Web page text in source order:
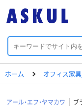
ホーム オフィス家
アール・エフ・ヤマカワ ブ